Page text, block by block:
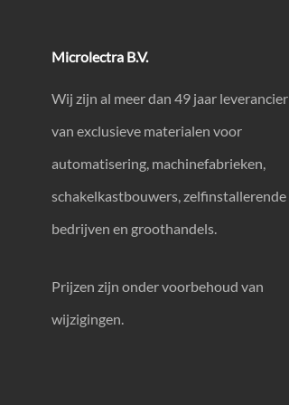
Microlectra B.V.
Wij zijn al meer dan 49 jaar leverancier
van exclusieve materialen voor
automatisering, machinefabrieken,
schakelkastbouwers, zelfinstallerende
bedrijven en groothandels.
Prijzen zijn onder voorbehoud van
wijzigingen.